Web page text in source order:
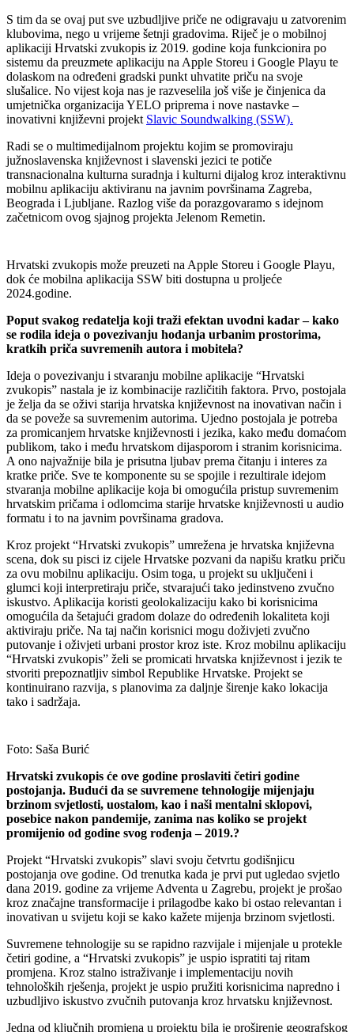
S tim da se ovaj put sve uzbudljive priče ne odigravaju u zatvorenim
klubovima, nego u vrijeme šetnji gradovima. Riječ je o mobilnoj
aplikaciji Hrvatski zvukopis iz 2019. godine koja funkcionira po
sistemu da preuzmete aplikaciju na Apple Storeu i Google Playu te
dolaskom na određeni gradski punkt uhvatite priču na svoje
slušalice. No vijest koja nas je razveselila još više je činjenica da
umjetnička organizacija YELO priprema i nove nastavke –
inovativni književni projekt Slavic Soundwalking (SSW).
Radi se o multimedijalnom projektu kojim se promoviraju
južnoslavenska književnost i slavenski jezici te potiče
transnacionalna kulturna suradnja i kulturni dijalog kroz interaktivnu
mobilnu aplikaciju aktiviranu na javnim površinama Zagreba,
Beograda i Ljubljane. Razlog više da porazgovaramo s idejnom
začetnicom ovog sjajnog projekta Jelenom Remetin.
Hrvatski zvukopis može preuzeti na Apple Storeu i Google Playu,
dok će mobilna aplikacija SSW biti dostupna u proljeće
2024.godine.
Poput svakog redatelja koji traži efektan uvodni kadar – kako
se rodila ideja o povezivanju hodanja urbanim prostorima,
kratkih priča suvremenih autora i mobitela?
Ideja o povezivanju i stvaranju mobilne aplikacije “Hrvatski
zvukopis” nastala je iz kombinacije različitih faktora. Prvo, postojala
je želja da se oživi starija hrvatska književnost na inovativan način i
da se poveže sa suvremenim autorima. Ujedno postojala je potreba
za promicanjem hrvatske književnosti i jezika, kako među domaćom
publikom, tako i među hrvatskom dijasporom i stranim korisnicima.
A ono najvažnije bila je prisutna ljubav prema čitanju i interes za
kratke priče. Sve te komponente su se spojile i rezultirale idejom
stvaranja mobilne aplikacije koja bi omogućila pristup suvremenim
hrvatskim pričama i odlomcima starije hrvatske književnosti u audio
formatu i to na javnim površinama gradova.
Kroz projekt “Hrvatski zvukopis” umrežena je hrvatska književna
scena, dok su pisci iz cijele Hrvatske pozvani da napišu kratku priču
za ovu mobilnu aplikaciju. Osim toga, u projekt su uključeni i
glumci koji interpretiraju priče, stvarajući tako jedinstveno zvučno
iskustvo. Aplikacija koristi geolokalizaciju kako bi korisnicima
omogućila da šetajući gradom dolaze do određenih lokaliteta koji
aktiviraju priče. Na taj način korisnici mogu doživjeti zvučno
putovanje i oživjeti urbani prostor kroz iste. Kroz mobilnu aplikaciju
“Hrvatski zvukopis” želi se promicati hrvatska književnost i jezik te
stvoriti prepoznatljiv simbol Republike Hrvatske. Projekt se
kontinuirano razvija, s planovima za daljnje širenje kako lokacija
tako i sadržaja.
Foto: Saša Burić
Hrvatski zvukopis će ove godine proslaviti četiri godine
postojanja. Budući da se suvremene tehnologije mijenjaju
brzinom svjetlosti, uostalom, kao i naši mentalni sklopovi,
posebice nakon pandemije, zanima nas koliko se projekt
promijenio od godine svog rođenja – 2019.?
Projekt “Hrvatski zvukopis” slavi svoju četvrtu godišnjicu
postojanja ove godine. Od trenutka kada je prvi put ugledao svjetlo
dana 2019. godine za vrijeme Adventa u Zagrebu, projekt je prošao
kroz značajne transformacije i prilagodbe kako bi ostao relevantan i
inovativan u svijetu koji se kako kažete mijenja brzinom svjetlosti.
Suvremene tehnologije su se rapidno razvijale i mijenjale u protekle
četiri godine, a “Hrvatski zvukopis” je uspio ispratiti taj ritam
promjena. Kroz stalno istraživanje i implementaciju novih
tehnoloških rješenja, projekt je uspio pružiti korisnicima napredno i
uzbudljivo iskustvo zvučnih putovanja kroz hrvatsku književnost.
Jedna od ključnih promjena u projektu bila je proširenje geografskog